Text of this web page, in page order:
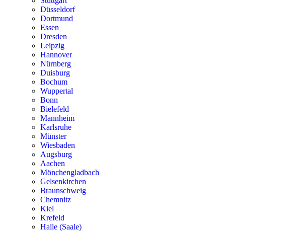
Düsseldorf
Dortmund
Essen
Dresden
Leipzig
Hannover
Nürnberg
Duisburg
Bochum
Wuppertal
Bonn
Bielefeld
Mannheim
Karlsruhe
Münster
Wiesbaden
Augsburg
Aachen
Mönchengladbach
Gelsenkirchen
Braunschweig
Chemnitz
Kiel
Krefeld
Halle (Saale)